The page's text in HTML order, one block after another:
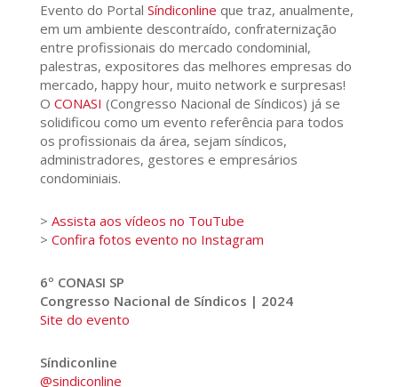
Evento do Portal Síndiconline que traz, anualmente,
em um ambiente descontraído, confraternização
entre profissionais do mercado condominial,
palestras, expositores das melhores empresas do
mercado, happy hour, muito network e surpresas!
O CONASI (Congresso Nacional de Síndicos) já se
solidificou como um evento referência para todos
os profissionais da área, sejam síndicos,
administradores, gestores e empresários
condominiais.
> Assista aos vídeos no TouTube
> Confira fotos evento no Instagram
6º CONASI SP
Congresso Nacional de Síndicos | 2024
Site do evento
Síndiconline
@sindiconline